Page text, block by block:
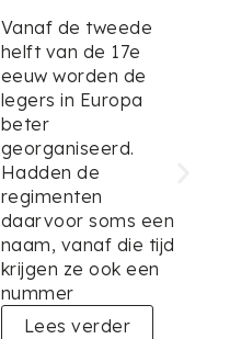
Vanaf de tweede
helft van de 17e
eeuw worden de
legers in Europa
beter
georganiseerd.
Hadden de
regimenten
daarvoor soms een
naam, vanaf die tijd
krijgen ze ook een
nummer
Lees verder